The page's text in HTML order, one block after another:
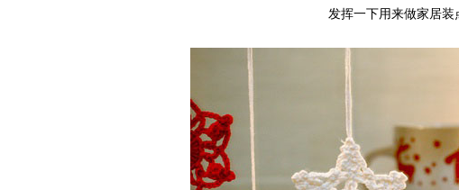
发挥一下用来做家居装